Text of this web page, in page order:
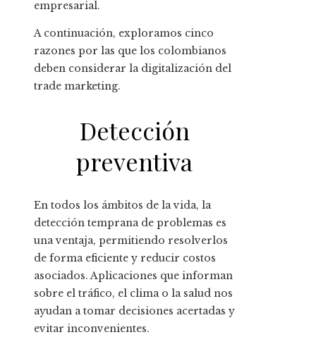
empresarial.
A continuación, exploramos cinco
razones por las que los colombianos
deben considerar la digitalización del
trade marketing.
Detección
preventiva
En todos los ámbitos de la vida, la
detección temprana de problemas es
una ventaja, permitiendo resolverlos
de forma eficiente y reducir costos
asociados. Aplicaciones que informan
sobre el tráfico, el clima o la salud nos
ayudan a tomar decisiones acertadas y
evitar inconvenientes.